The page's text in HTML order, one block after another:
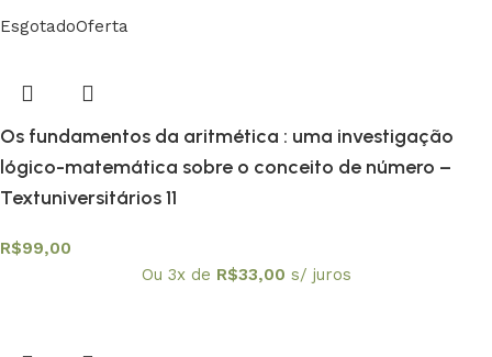
EsgotadoOferta
Os fundamentos da aritmética : uma investigação
lógico-matemática sobre o conceito de número –
Textuniversitários 11
R$99,00
Ou 3x de R$33,00 s/ juros